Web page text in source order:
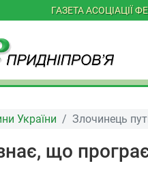
ГАЗЕТА АСОЦІАЦІЇ
України Злочинець
що